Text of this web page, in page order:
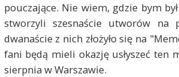
pouczające. Nie wiem, gdzie bym
stworzyli szesnaście utworów na
dwanaście z nich złożyło się na
fani będą mieli okazję usłyszeć ten
sierpnia w Warszawie.